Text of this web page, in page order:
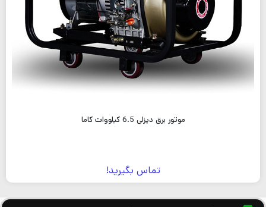
موتور برق دیزلی 6.5 کیلووات کاما
تماس بگیرید!